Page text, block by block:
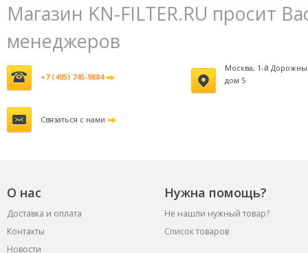
Магазин KN-FILTER.RU просит
менеджеров
+7 (495) 745-9884
Москва, 1-й
дом 5
Связаться с нами
О нас Нужна помощь?
Доставка и оплата
Не нашли нужный товар?
Контакты
Список товаров
Новости